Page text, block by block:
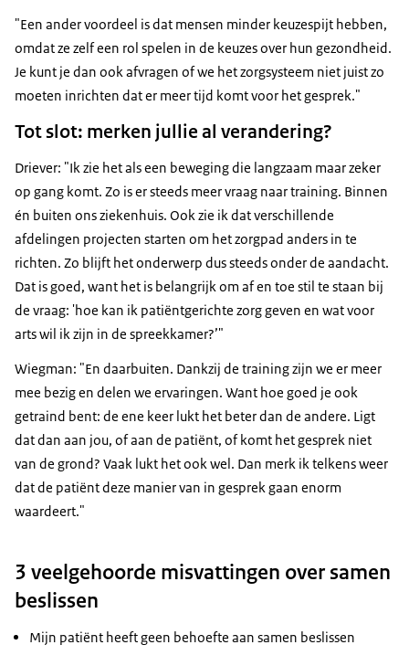
"Een ander voordeel is dat mensen minder keuzespijt hebben,
omdat ze zelf een rol spelen in de keuzes over hun gezondheid.
Je kunt je dan ook afvragen of we het zorgsysteem niet juist zo
moeten inrichten dat er meer tijd komt voor het gesprek."
Tot slot: merken jullie al verandering?
Driever: "Ik zie het als een beweging die langzaam maar zeker
op gang komt. Zo is er steeds meer vraag naar training. Binnen
én buiten ons ziekenhuis. Ook zie ik dat verschillende
afdelingen projecten starten om het zorgpad anders in te
richten. Zo blijft het onderwerp dus steeds onder de aandacht.
Dat is goed, want het is belangrijk om af en toe stil te staan bij
de vraag: 'hoe kan ik patiëntgerichte zorg geven en wat voor
arts wil ik zijn in de spreekkamer?’"
Wiegman: "En daarbuiten. Dankzij de training zijn we er meer
mee bezig en delen we ervaringen. Want hoe goed je ook
getraind bent: de ene keer lukt het beter dan de andere. Ligt
dat dan aan jou, of aan de patiënt, of komt het gesprek niet
van de grond? Vaak lukt het ook wel. Dan merk ik telkens weer
dat de patiënt deze manier van in gesprek gaan enorm
waardeert."
3 veelgehoorde misvattingen over samen
beslissen
Mijn patiënt heeft geen behoefte aan samen beslissen